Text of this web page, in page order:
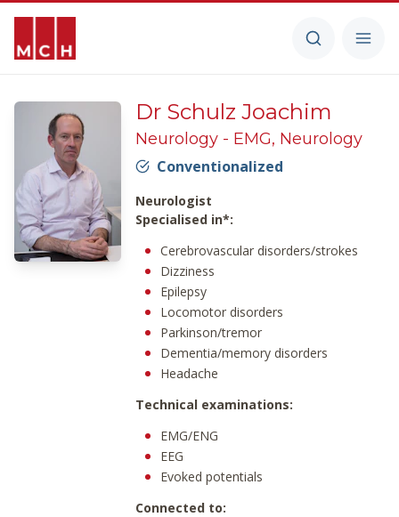
Dr Schulz Joachim
Neurology - EMG, Neurology
Conventionalized
Neurologist
Specialised in*:
Cerebrovascular disorders/strokes
Dizziness
Epilepsy
Locomotor disorders
Parkinson/tremor
Dementia/memory disorders
Headache
Technical examinations:
EMG/ENG
EEG
Evoked potentials
Connected to: